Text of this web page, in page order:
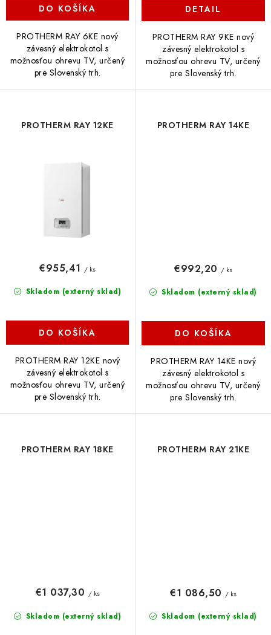
DO KOŠÍKA
PROTHERM RAY 6KE nový
závesný elektrokotol s
možnosťou ohrevu TV, určený
pre Slovenský trh.
DETAIL
PROTHERM RAY 9KE nový
závesný elektrokotol s
možnosťou ohrevu TV, určený
pre Slovenský trh.
PROTHERM RAY 12KE
Skladom (externý sklad)
€955,41 / ks
DO KOŠÍKA
PROTHERM RAY 12KE nový
závesný elektrokotol s
možnosťou ohrevu TV, určený
pre Slovenský trh.
PROTHERM RAY 14KE
Skladom (externý sklad)
€992,20 / ks
DO KOŠÍKA
PROTHERM RAY 14KE nový
závesný elektrokotol s
možnosťou ohrevu TV, určený
pre Slovenský trh.
PROTHERM RAY 18KE
Skladom (externý sklad)
€1 037,30 / ks
PROTHERM RAY 21KE
Skladom (externý sklad)
€1 086,50 / ks